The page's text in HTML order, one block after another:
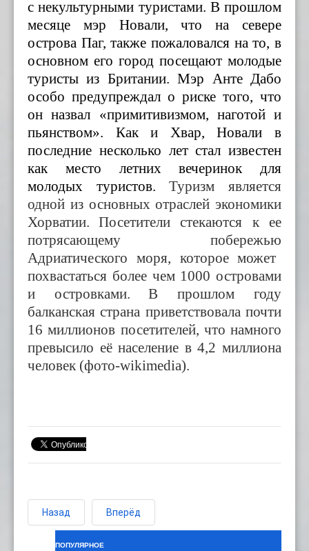
с некультурными туристами. В прошлом
месяце мэр Новали, что на севере
острова Паг, также пожаловался на то, в
основном его город посещают молодые
туристы из Британии. Мэр Анте Дабо
особо предупреждал о риске того, что
он назвал «примитивизмом, наготой и
пьянством». Как и Хвар, Новали в
последние несколько лет стал известен
как место летних вечеринок для
молодых туристов.Туризм является
одной из основных отраслей экономики
Хорватии. Посетители стекаются кее
потрясающему побережью
Адриатического моря, которое может
похвастаться более чем 1000 островами
и островками.
В прошлом году
балканская страна приветствовала почти
16 миллионов посетителей, что намного
превысило её население в 4,2 миллиона
человек (фото-wikimedia).
Назад Вперёд
ПОПУЛЯРНОЕ